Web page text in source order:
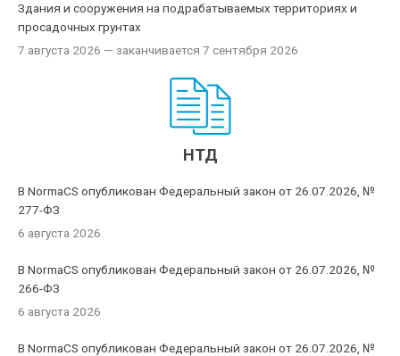
Здания и сооружения на подрабатываемых территориях и
просадочных грунтах
7 августа 2026 — заканчивается 7 сентября 2026
НТД
В NormaCS опубликован Федеральный закон от 26.07.2026, №
277-ФЗ
6 августа 2026
В NormaCS опубликован Федеральный закон от 26.07.2026, №
266-ФЗ
6 августа 2026
В NormaCS опубликован Федеральный закон от 26.07.2026, №